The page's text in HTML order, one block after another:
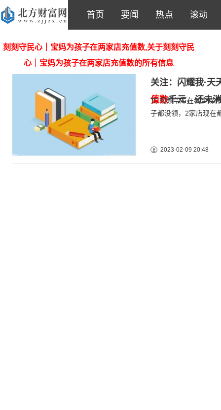
首页 要闻 热点 滚动
刻刻守民心｜宝妈为孩子在两家店充值数,关于刻刻守民
心｜宝妈为孩子在两家店充值数的所有信息
关注：闪耀我·天
值数千元，还未
文 视频华声在线全媒
子都没领，2家店现在
2023-02-09 20:48